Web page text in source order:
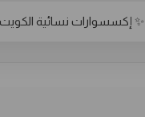
✨ إكسسوارات نسائية الكويت